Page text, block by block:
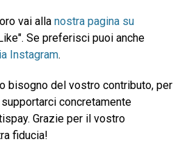
vai alla nostra pagina su
Se preferisci puoi anche
Instagram.
bisogno del vostro contributo, per
concretamente
Grazie per il vostro
fiducia!